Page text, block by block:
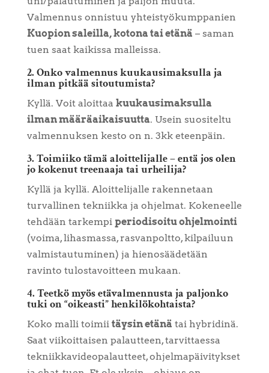
Valmennus onnistuu yhteistyökumppanien
Kuopion saleilla, kotona tai etänä – saman
tuen saat kaikissa malleissa.
2. Onko valmennus kuukausimaksulla ja
ilman pitkää sitoutumista?
Kyllä. Voit aloittaa kuukausimaksulla
ilman määräaikaisuutta. Usein suositeltu
valmennuksen kesto on n. 3kk eteenpäin.
3. Toimiiko tämä aloittelijalle – entä jos olen
jo kokenut treenaaja tai urheilija?
Kyllä ja kyllä. Aloittelijalle rakennetaan
turvallinen tekniikka ja ohjelmat. Kokeneelle
tehdään tarkempi periodisoitu ohjelmointi
(voima, lihasmassa, rasvanpoltto, kilpailuun
valmistautuminen) ja hienosäädetään
ravinto tulostavoitteen mukaan.
4. Teetkö myös etävalmennusta ja paljonko
tuki on “oikeasti” henkilökohtaista?
Koko malli toimii täysin etänä tai hybridinä.
Saat viikoittaisen palautteen, tarvittaessa
tekniikkavideopalautteet, ohjelmapäivitykset